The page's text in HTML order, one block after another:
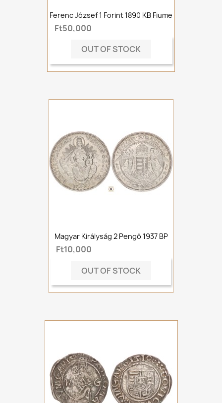
Ferenc József 1 Forint 1890 KB Fiume
Ft50,000
OUT OF STOCK
Magyar Királyság 2 Pengő 1937 BP
Ft10,000
OUT OF STOCK